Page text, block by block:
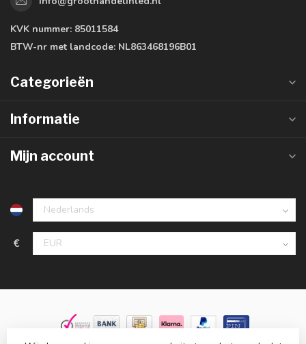
KVK nummer: 85011584
BTW-nr met landcode: NL863468196B01
Categorieën
Informatie
Mijn account
€